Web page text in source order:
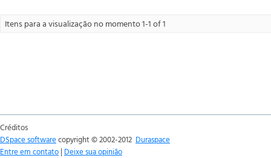
Itens para a visualização no momento 1-1 of 1
Créditos
DSpace softwarecopyright © 2002-2012 Duraspace
Entre em contato | Deixe sua opinião